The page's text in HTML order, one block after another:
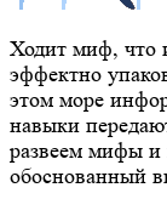
Ходит миф, что
эффектно
этом море
навыки
развеем мифы и
обоснованный